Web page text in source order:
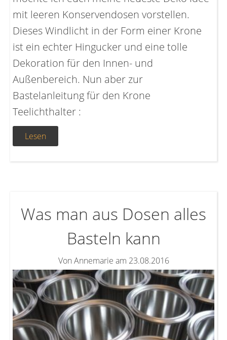
mit leeren Konservendosen vorstellen.
Dieses Windlicht in der Form einer Krone
ist ein echter Hingucker und eine tolle
Dekoration für den Innen- und
Außenbereich. Nun aber zur
Bastelanleitung für den Krone
Teelichthalter :
Lesen
Was man aus Dosen alles
Basteln kann
Von Annemarie am 23.08.2016